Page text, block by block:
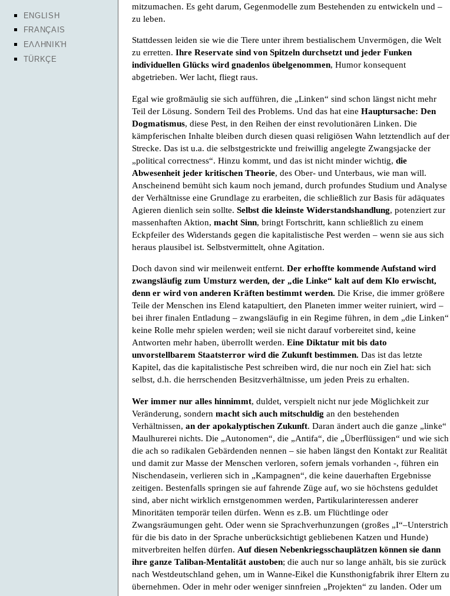
ENGLISH
FRANÇAIS
ΕΛΛΗΝΙΚΉ
TÜRKÇE
mitzumachen. Es geht darum, Gegenmodelle zum Bestehenden zu entwickeln und –
zu leben.
Stattdessen leiden sie wie die Tiere unter ihrem bestialischem Unvermögen, die Welt
zu erretten. Ihre Reservate sind von Spitzeln durchsetzt und jeder Funken
individuellen Glücks wird gnadenlos übelgenommen, Humor konsequent
abgetrieben. Wer lacht, fliegt raus.
Egal wie großmäulig sie sich aufführen, die „Linken“ sind schon längst nicht mehr
Teil der Lösung. Sondern Teil des Problems. Und das hat eine Hauptursache: Den
Dogmatismus, diese Pest, in den Reihen der einst revolutionären Linken. Die
kämpferischen Inhalte bleiben durch diesen quasi religiösen Wahn letztendlich auf der
Strecke. Das ist u.a. die selbstgestrickte und freiwillig angelegte Zwangsjacke der
„political correctness“. Hinzu kommt, und das ist nicht minder wichtig, die
Abwesenheit jeder kritischen Theorie, des Ober- und Unterbaus, wie man will.
Anscheinend bemüht sich kaum noch jemand, durch profundes Studium und Analyse
der Verhältnisse eine Grundlage zu erarbeiten, die schließlich zur Basis für adäquates
Agieren dienlich sein sollte. Selbst die kleinste Widerstandshandlung, potenziert zur
massenhaften Aktion, macht Sinn, bringt Fortschritt, kann schließlich zu einem
Eckpfeiler des Widerstands gegen die kapitalistische Pest werden – wenn sie aus sich
heraus plausibel ist. Selbstvermittelt, ohne Agitation.
Doch davon sind wir meilenweit entfernt. Der erhoffte kommende Aufstand wird
zwangsläufig zum Umsturz werden, der „die Linke“ kalt auf dem Klo erwischt,
denn er wird von anderen Kräften bestimmt werden. Die Krise, die immer größere
Teile der Menschen ins Elend katapultiert, den Planeten immer weiter ruiniert, wird –
bei ihrer finalen Entladung – zwangsläufig in ein Regime führen, in dem „die Linken“
keine Rolle mehr spielen werden; weil sie nicht darauf vorbereitet sind, keine
Antworten mehr haben, überrollt werden. Eine Diktatur mit bis dato
unvorstellbarem Staatsterror wird die Zukunft bestimmen. Das ist das letzte
Kapitel, das die kapitalistische Pest schreiben wird, die nur noch ein Ziel hat: sich
selbst, d.h. die herrschenden Besitzverhältnisse, um jeden Preis zu erhalten.
Wer immer nur alles hinnimmt, duldet, verspielt nicht nur jede Möglichkeit zur
Veränderung, sondern macht sich auch mitschuldig an den bestehenden
Verhältnissen, an der apokalyptischen Zukunft. Daran ändert auch die ganze „linke“
Maulhurerei nichts. Die „Autonomen“, die „Antifa“, die „Überflüssigen“ und wie sich
die ach so radikalen Gebärdenden nennen – sie haben längst den Kontakt zur Realität
und damit zur Masse der Menschen verloren, sofern jemals vorhanden -, führen ein
Nischendasein, verlieren sich in „Kampagnen“, die keine dauerhaften Ergebnisse
zeitigen. Bestenfalls springen sie auf fahrende Züge auf, wo sie höchstens geduldet
sind, aber nicht wirklich ernstgenommen werden, Partikularinteressen anderer
Minoritäten temporär teilen dürfen. Wenn es z.B. um Flüchtlinge oder
Zwangsräumungen geht. Oder wenn sie Sprachverhunzungen (großes „I“–Unterstrich
für die bis dato in der Sprache unberücksichtigt gebliebenen Katzen und Hunde)
mitverbreiten helfen dürfen. Auf diesen Nebenkriegsschauplätzen können sie dann
ihre ganze Taliban-Mentalität austoben; die auch nur so lange anhält, bis sie zurück
nach Westdeutschland gehen, um in Wanne-Eikel die Kunsthonigfabrik ihrer Eltern zu
übernehmen. Oder in mehr oder weniger sinnfreien „Projekten“ zu landen. Oder um